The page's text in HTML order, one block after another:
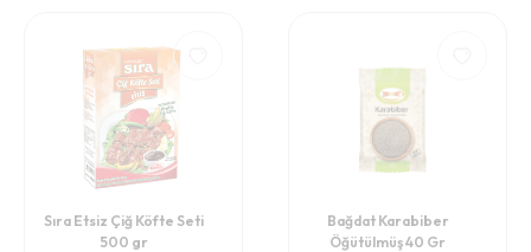
Sıra Etsiz Çiğ Köfte Seti
500 gr
Bağdat Karabiber
Öğütülmüş 40 Gr